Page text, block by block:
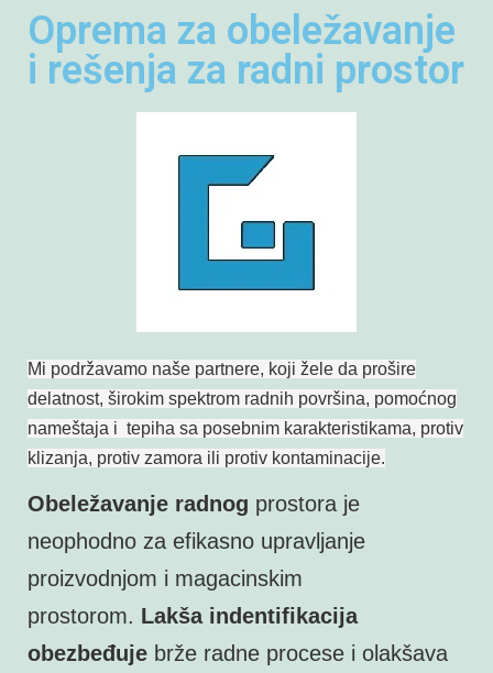
Oprema za obeležavanje
i rešenja za radni prostor
Mi podržavamo naše partnere, koji žele da prošire
delatnost, širokim spektrom radnih površina, pomoćnog
nameštaja i tepiha sa posebnim karakteristikama, protiv
klizanja, protiv zamora ili protiv kontaminacije.
Obeležavanje radnog prostora je
neophodno za efikasno upravljanje
proizvodnjom i magacinskim
prostorom. Lakša indentifikacija
obezbeđuje brže radne procese i olakšava